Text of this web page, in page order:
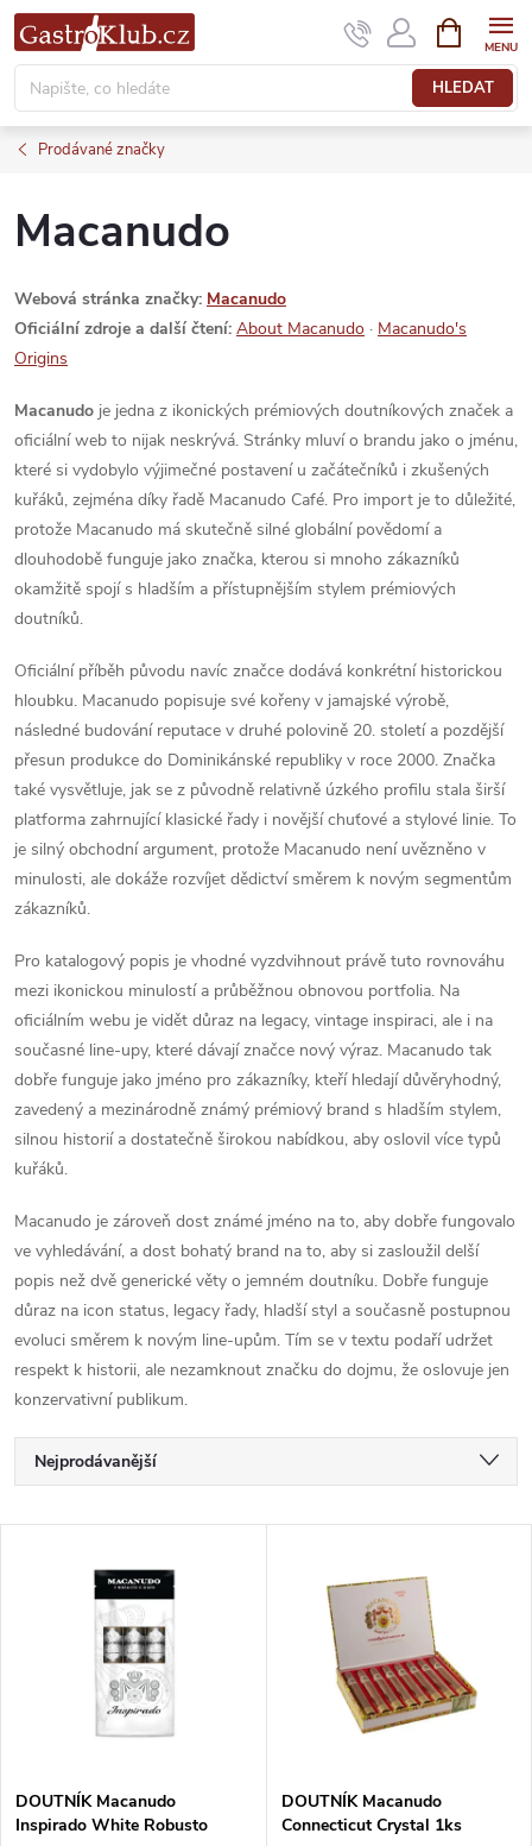
Přejít
na
obsah
HLEDAT
NÁKUPNÍ
KOŠÍK
Prodávané značky
Macanudo
Webová stránka značky: Macanudo
Oficiální zdroje a další čtení: About Macanudo · Macanudo's
Origins
Macanudo je jedna z ikonických prémiových doutníkových značek a
oficiální web to nijak neskrývá. Stránky mluví o brandu jako o jménu,
které si vydobylo výjimečné postavení u začátečníků i zkušených
kuřáků, zejména díky řadě Macanudo Café. Pro import je to důležité,
protože Macanudo má skutečně silné globální povědomí a
dlouhodobě funguje jako značka, kterou si mnoho zákazníků
okamžitě spojí s hladším a přístupnějším stylem prémiových
doutníků.
Oficiální příběh původu navíc značce dodává konkrétní historickou
hloubku. Macanudo popisuje své kořeny v jamajské výrobě,
následné budování reputace v druhé polovině 20. století a pozdější
přesun produkce do Dominikánské republiky v roce 2000. Značka
také vysvětluje, jak se z původně relativně úzkého profilu stala širší
platforma zahrnující klasické řady i novější chuťové a stylové linie. To
je silný obchodní argument, protože Macanudo není uvězněno v
minulosti, ale dokáže rozvíjet dědictví směrem k novým segmentům
zákazníků.
Pro katalogový popis je vhodné vyzdvihnout právě tuto rovnováhu
mezi ikonickou minulostí a průběžnou obnovou portfolia. Na
oficiálním webu je vidět důraz na legacy, vintage inspiraci, ale i na
současné line-upy, které dávají značce nový výraz. Macanudo tak
dobře funguje jako jméno pro zákazníky, kteří hledají důvěryhodný,
zavedený a mezinárodně známý prémiový brand s hladším stylem,
silnou historií a dostatečně širokou nabídkou, aby oslovil více typů
kuřáků.
Macanudo je zároveň dost známé jméno na to, aby dobře fungovalo
ve vyhledávání, a dost bohatý brand na to, aby si zasloužil delší
popis než dvě generické věty o jemném doutníku. Dobře funguje
důraz na icon status, legacy řady, hladší styl a současně postupnou
evoluci směrem k novým line-upům. Tím se v textu podaří udržet
respekt k historii, ale nezamknout značku do dojmu, že oslovuje jen
konzervativní publikum.
Ř
a
p
Nejprodávanější
Abecedně
s
DOUTNÍK Macanudo
Inspirado White Robusto
DOUTNÍK Macanudo
Connecticut Crystal 1ks